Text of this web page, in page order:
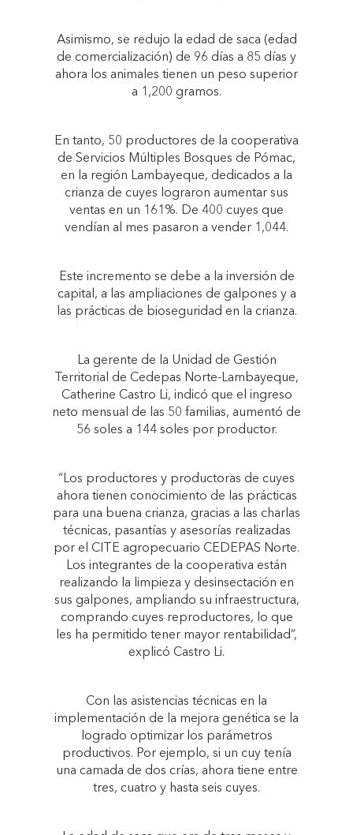
Asimismo, se redujo la edad de saca (edad
de comercialización) de 96 días a 85 días y
ahora los animales tienen un peso superior
a 1,200 gramos.
En tanto, 50 productores de la cooperativa
de Servicios Múltiples Bosques de Pómac,
en la región Lambayeque, dedicados a la
crianza de cuyes lograron aumentar sus
ventas en un 161%. De 400 cuyes que
vendían al mes pasaron a vender 1,044.
Este incremento se debe a la inversión de
capital, a las ampliaciones de galpones y a
las prácticas de bioseguridad en la crianza.
La gerente de la Unidad de Gestión
Territorial de Cedepas Norte-Lambayeque,
Catherine Castro Li, indicó que el ingreso
neto mensual de las 50 familias, aumentó de
56 soles a 144 soles por productor.
“Los productores y productoras de cuyes
ahora tienen conocimiento de las prácticas
para una buena crianza, gracias a las charlas
técnicas, pasantías y asesorías realizadas
por el CITE agropecuario CEDEPAS Norte.
Los integrantes de la cooperativa están
realizando la limpieza y desinsectación en
sus galpones, ampliando su infraestructura,
comprando cuyes reproductores, lo que
les ha permitido tener mayor rentabilidad”,
explicó Castro Li.
Con las asistencias técnicas en la
implementación de la mejora genética se la
logrado optimizar los parámetros
productivos. Por ejemplo, si un cuy tenía
una camada de dos crías, ahora tiene entre
tres, cuatro y hasta seis cuyes.